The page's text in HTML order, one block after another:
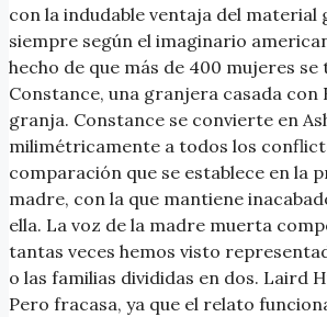
con la indudable ventaja del
siempre según el imaginario
hecho de que más de 400 mujeres
Constance, una granjera casada
granja. Constance se convierte en
milimétricamente a todos los
comparación que se establece en la
madre, con la que mantiene
ella. La voz de la madre muerta
tantas veces hemos visto
o las familias divididas en dos. Laird
Pero fracasa, ya que el relato